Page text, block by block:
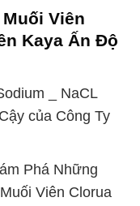
Viên
Kaya Ấn Độ
_ NaCL
của Công Ty
Phá Những
Viên Clorua